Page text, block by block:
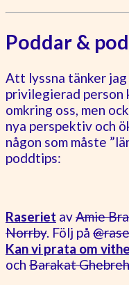
Poddar &
Att lyssna tänker
privilegierad person
omkring oss, men
nya perspektiv och
någon som måste
poddtips:
Raseriet avAmie
Norrby. Följ på
Kan vi prata om
och Barakat